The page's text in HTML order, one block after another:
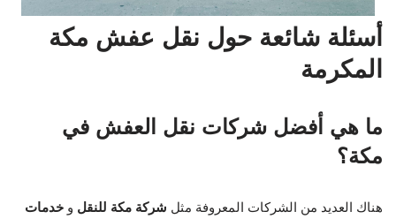
أسئلة شائعة حول نقل عفش مكة
المكرمة
ما هي أفضل شركات نقل العفش في
مكة؟
هناك العديد من الشركات المعروفة مثل شركة مكة للنقل و خدمات